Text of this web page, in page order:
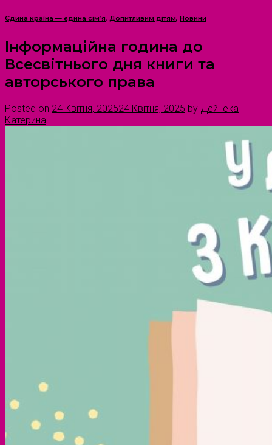
Єдина країна — єдина сім’я, Допитливим дітям, Новини
Інформаційна година до
Всесвітнього дня книги та
авторського права
Posted on 24 Квітня, 202524 Квітня, 2025 by Дейнека
Катерина